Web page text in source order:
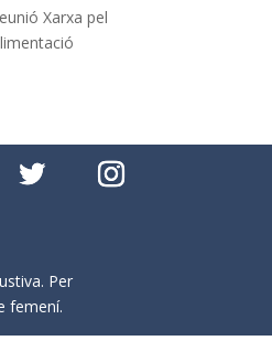
Xarxa pel
Per
femení.